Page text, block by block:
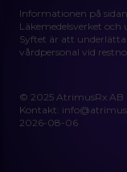
Informationen på
Läkemedelsverket och
Syftet är att
vårdpersonal vid
© 2025 AtrimusRx AB
Kontakt:
2026-08-06